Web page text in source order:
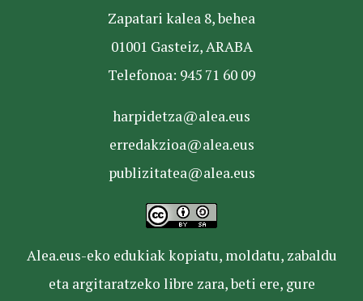
Zapatari kalea 8, behea
01001 Gasteiz, ARABA
Telefonoa: 945 71 60 09
harpidetza@alea.eus
erredakzioa@alea.eus
publizitatea@alea.eus
Alea.eus-eko edukiak kopiatu, moldatu, zabaldu
eta argitaratzeko libre zara, beti ere, gure